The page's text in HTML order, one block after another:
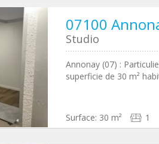
07100
Studio
Annonay (07) :
superficie de 30 m²
Surface: 30 m² 1